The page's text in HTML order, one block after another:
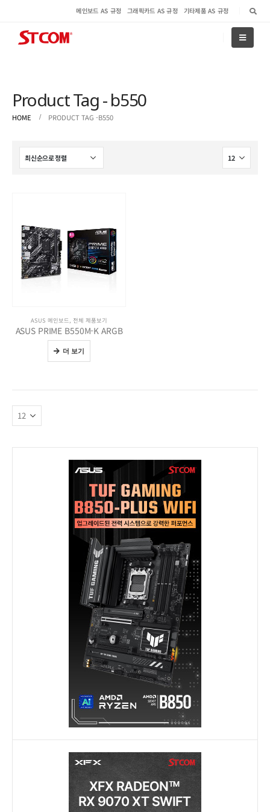
메인보드 AS 규정 그래픽카드 AS 규정 기타제품 AS 규정
Product Tag - b550
HOME PRODUCT TAG -B550
ASUS 메인보드, 전체 제품보기
ASUS PRIME B550M-K ARGB
더 보기